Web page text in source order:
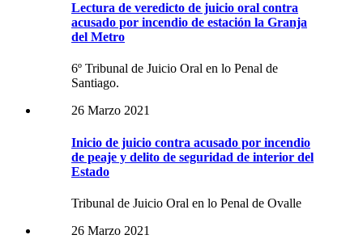
Lectura de veredicto de juicio oral contra
acusado por incendio de estación la Granja
del Metro
6º Tribunal de Juicio Oral en lo Penal de
Santiago.
26 Marzo 2021
Inicio de juicio contra acusado por incendio
de peaje y delito de seguridad de interior del
Estado
Tribunal de Juicio Oral en lo Penal de Ovalle
26 Marzo 2021